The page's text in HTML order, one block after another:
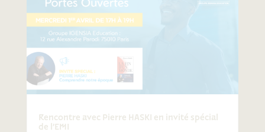
Rencontre avec Pierre HASKI en invité spécial
de l’EMI